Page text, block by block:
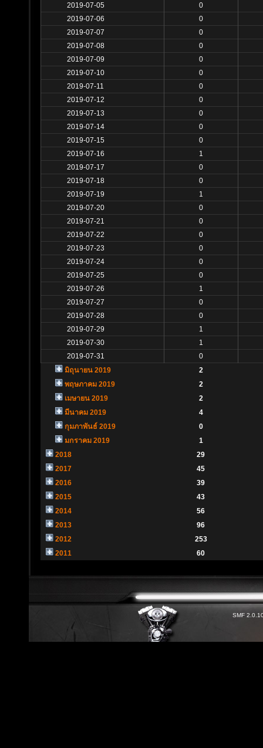
2019-07-05
0
2019-07-06
0
2019-07-07
0
2019-07-08
0
2019-07-09
0
2019-07-10
0
2019-07-11
0
2019-07-12
0
2019-07-13
0
2019-07-14
0
2019-07-15
0
2019-07-16
1
2019-07-17
0
2019-07-18
0
2019-07-19
1
2019-07-20
0
2019-07-21
0
2019-07-22
0
2019-07-23
0
2019-07-24
0
2019-07-25
0
2019-07-26
1
2019-07-27
0
2019-07-28
0
2019-07-29
1
2019-07-30
1
2019-07-31
0
มิถุนายน 2019
2
พฤษภาคม 2019
2
เมษายน 2019
2
มีนาคม 2019
4
กุมภาพันธ์ 2019
0
มกราคม 2019
1
2018
29
2017
45
2016
39
2015
43
2014
56
2013
96
2012
253
2011
60
SMF